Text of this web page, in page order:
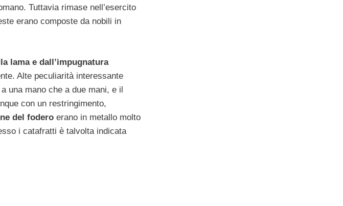
Tuttavia rimase nell’esercito
erano composte da nobili in
lama e dall’impugnatura
Alte peculiarità interessante
una mano che a due mani, e il
con un restringimento,
del fodero erano in metallo molto
i catafratti è talvolta indicata